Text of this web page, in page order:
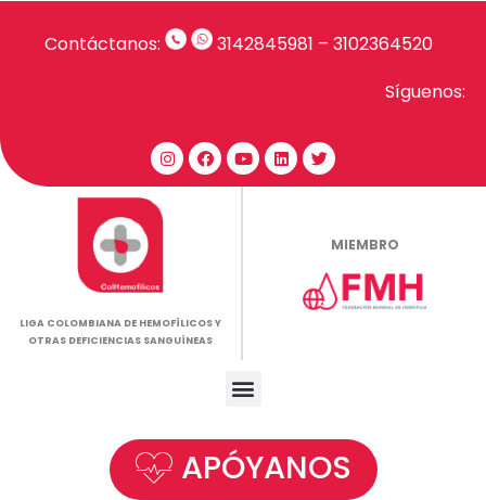
Contáctanos: 3142845981 – 3102364520
Síguenos:
LIGA COLOMBIANA DE HEMOFÍLICOS Y
OTRAS DEFICIENCIAS SANGUÍNEAS
MIEMBRO
APÓYANOS